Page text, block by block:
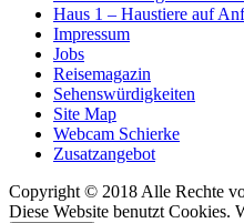
Haus 1 – Haustiere auf
Impressum
Jobs
Reisemagazin
Sehenswürdigkeiten
Site Map
Webcam Schierke
Zusatzangebot
Copyright © 2018 Alle Rechte
Diese Website benutzt Cookies.